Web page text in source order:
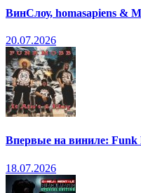
ВинСлоу, homasapiens &
20.07.2026
Впервые на виниле:
18.07.2026